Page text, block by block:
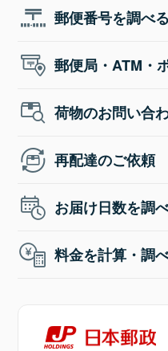
郵便番号を調べる
郵便局・ATM・
荷物のお問い合
再配達のご依頼
お届け日数を調
料金を計算・調